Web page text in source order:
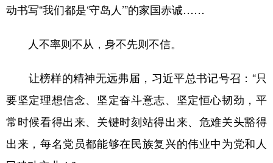
动书写“我们都是‘守岛人’”的家国赤诚……
人不率则不从，身不先则不信。
让榜样的精神无远弗届，习近平总书记号召：“只
要坚定理想信念、坚定奋斗意志、坚定恒心韧劲，平
常时候看得出来、关键时刻站得出来、危难关头豁得
出来，每名党员都能够在民族复兴的伟业中为党和人